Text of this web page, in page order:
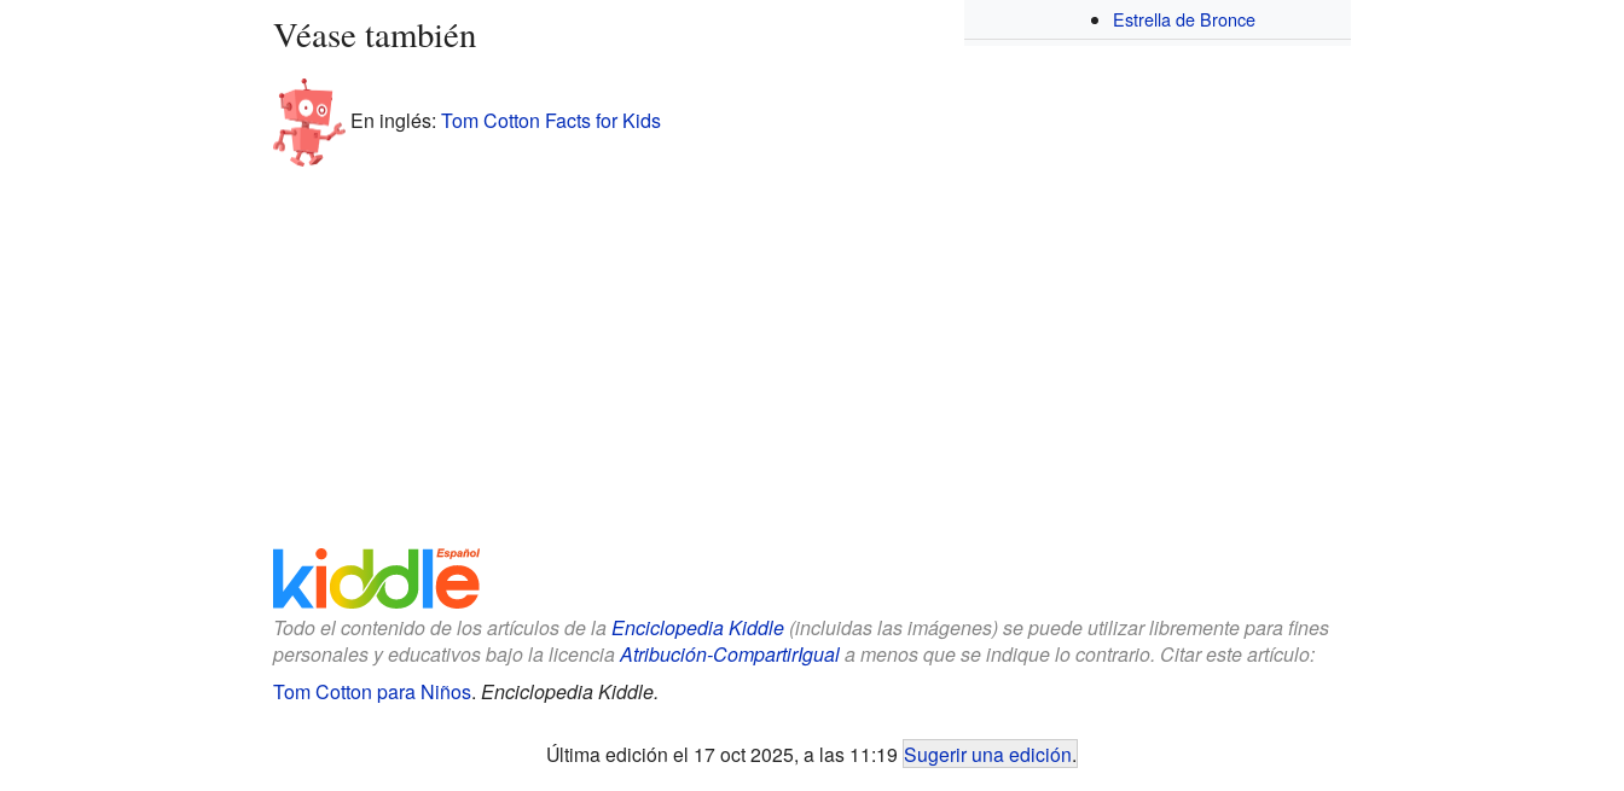
Estrella de Bronce
Véase también
En inglés: Tom Cotton Facts for Kids
Todo el contenido de los artículos de la Enciclopedia Kiddle(incluidas las imágenes) se puede utilizar libremente para fines
personales y educativos bajo la licencia Atribución-CompartirIguala menos que se indique lo contrario. Citar este artículo:
Tom Cotton para Niños. Enciclopedia Kiddle.
Última edición el 17 oct 2025, a las 11:19 Sugerir una edición.